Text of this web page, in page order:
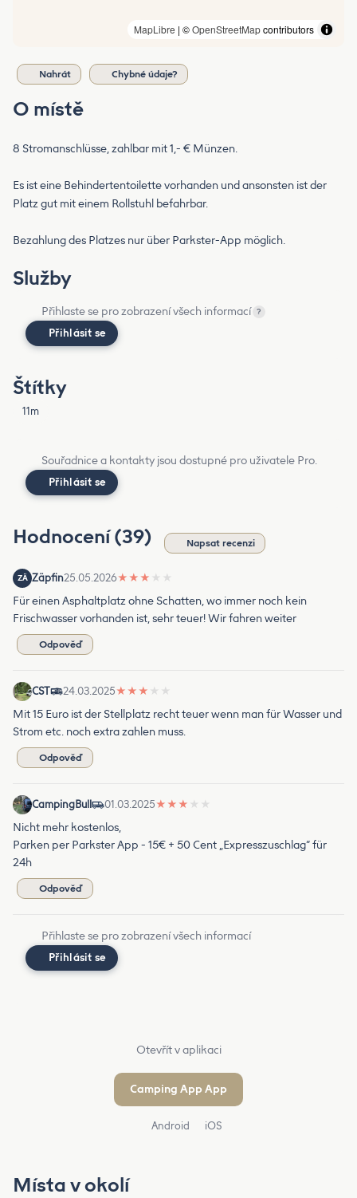
MapLibre | ©OpenStreetMapcontributors
Nahrát Chybné údaje?
O místě
8 Stromanschlüsse, zahlbar mit 1,- € Münzen.
Es ist eine Behindertentoilette vorhanden und ansonsten ist der
Platz gut mit einem Rollstuhl befahrbar.
Bezahlung des Platzes nur über Parkster-App möglich.
Služby
Přihlaste se pro zobrazení všech informací ?
Přihlásit se
Štítky
11m
Souřadnice a kontakty jsou dostupné pro uživatele Pro.
Přihlásit se
Hodnocení (39) Napsat recenzi
ZÄ Zäpfin25.05.2026★ ★ ★ ★ ★
Für einen Asphaltplatz ohne Schatten, wo immer noch kein
Frischwasser vorhanden ist, sehr teuer! Wir fahren weiter
Odpověď
CST 24.03.2025★ ★ ★ ★ ★
Mit 15 Euro ist der Stellplatz recht teuer wenn man für Wasser und
Strom etc. noch extra zahlen muss.
Odpověď
CampingBull 01.03.2025★ ★ ★ ★ ★
Nicht mehr kostenlos,
Parken per Parkster App - 15€ + 50 Cent „Expresszuschlag“ für
24h
Odpověď
Přihlaste se pro zobrazení všech informací
Přihlásit se
Otevřít v aplikaci
Camping App App
Android iOS
Místa v okolí